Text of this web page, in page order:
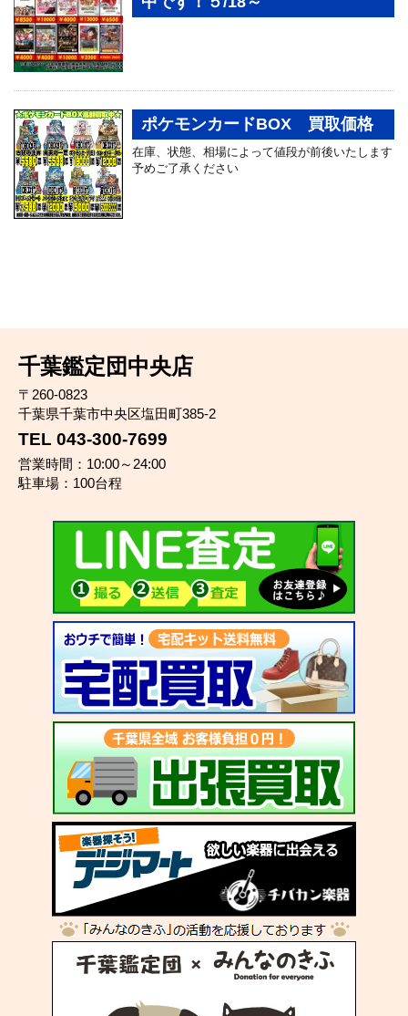
ポケモンカードBOX 買取価格
在庫、状態、相場によって値段が前後いたします
予めご了承ください
千葉鑑定団中央店
〒260-0823
千葉県千葉市中央区塩田町385-2
TEL 043-300-7699
営業時間：10:00～24:00
駐車場：100台程